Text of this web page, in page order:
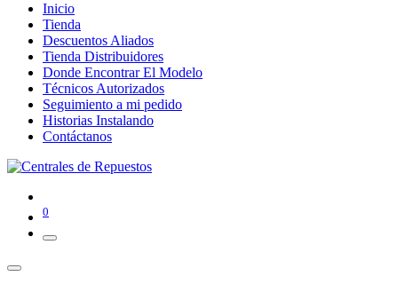
Inicio
Tienda
Descuentos Aliados
Tienda Distribuidores
Donde Encontrar El Modelo
Técnicos Autorizados
Seguimiento a mi pedido
Historias Instalando
Contáctanos
0